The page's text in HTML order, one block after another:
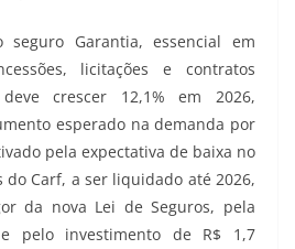
Garantia, essencial em
licitações e contratos
crescer 12,1% em 2026,
esperado na demanda por
pela expectativa de baixa no
do Carf, a ser liquidado até 2026,
da nova Lei de Seguros, pela
pelo investimento de R$ 1,7